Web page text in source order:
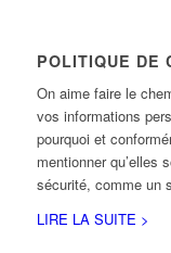
POLITIQUE DE
On aime faire le
vos informations
pourquoi et
mentionner qu’elles
sécurité, comme un
LIRE LA SUITE >